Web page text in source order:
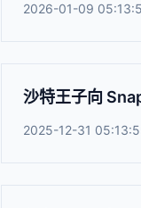
2026-01-09
沙特王子向
2025-12-31